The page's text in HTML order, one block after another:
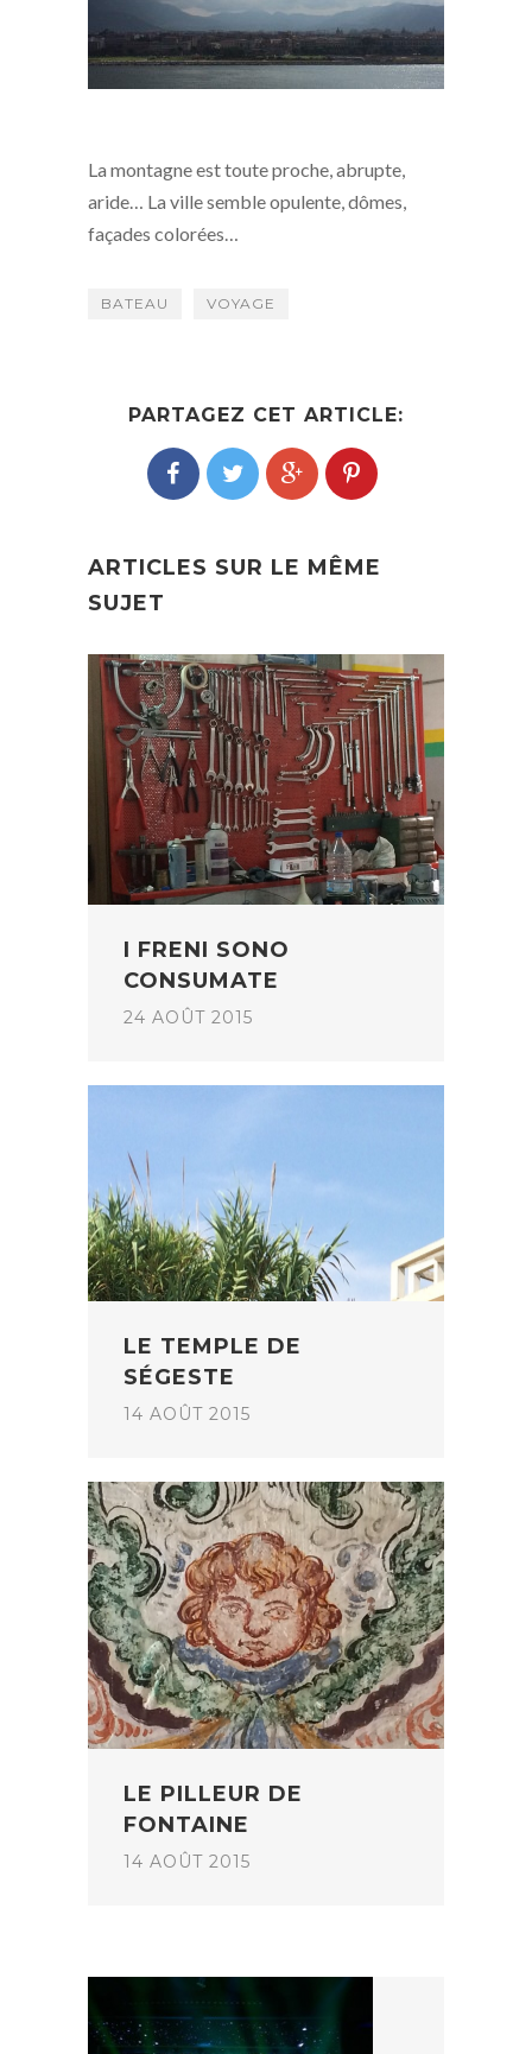
La montagne est toute proche, abrupte,
aride… La ville semble opulente, dômes,
façades colorées…
BATEAU VOYAGE
PARTAGEZ CET ARTICLE:
ARTICLES SUR LE MÊME
SUJET
I FRENI SONO
CONSUMATE
24 AOÛT 2015
LE TEMPLE DE
SÉGESTE
14 AOÛT 2015
LE PILLEUR DE
FONTAINE
14 AOÛT 2015